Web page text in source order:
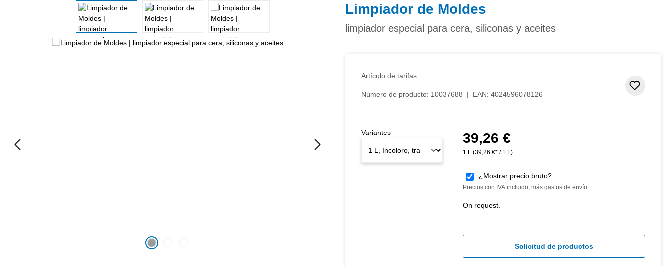
Omitir galería de imágenes Limpiador de Moldes
limpiador especial para cera, siliconas y aceites
Artículo de tarifas
Número de producto: 10037688 | EAN: 4024596078126
Precio normal:
39,26 €
1 L (39,26 €* / 1 L)
¿Mostrar precio bruto?
Precios con IVA incluido, más gastos de envío
On request.
Variantes
Solicitud de productos